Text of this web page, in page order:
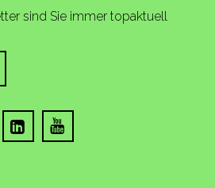
sind Sie immer topaktuell